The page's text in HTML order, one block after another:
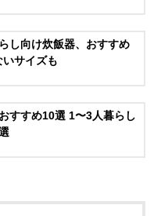
し向け炊飯器、おすすめ
サイズも
すすめ10選 1〜3人暮らし